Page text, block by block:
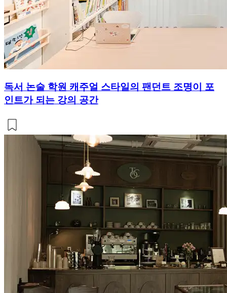
독서 논술 학원 캐주얼 스타일의 팬던트 조명이 포
인트가 되는 강의 공간